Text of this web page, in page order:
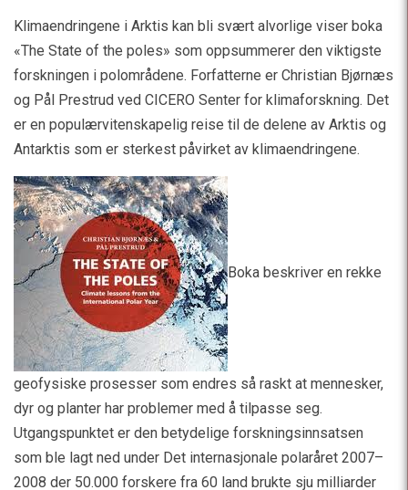
Klimaendringene i Arktis kan bli svært alvorlige viser boka
«The State of the poles» som oppsummerer den viktigste
forskningen i polområdene. Forfatterne er Christian Bjørnæs
og Pål Prestrud ved CICERO Senter for klimaforskning. Det
er en populærvitenskapelig reise til de delene av Arktis og
Antarktis som er sterkest påvirket av klimaendringene.
Boka beskriver en rekke
geofysiske prosesser som endres så raskt at mennesker,
dyr og planter har problemer med å tilpasse seg.
Utgangspunktet er den betydelige forskningsinnsatsen
som ble lagt ned under Det internasjonale polaråret 2007–
2008 der 50.000 forskere fra 60 land brukte sju milliarder